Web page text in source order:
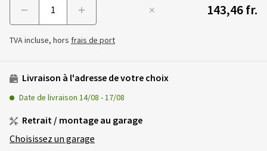
143,46 fr.
TVA incluse, hors frais de port
Livraison à l'adresse de votre choix
Date de livraison 14/08 -17/08
Retrait / montage au garage
Choisissez un garage